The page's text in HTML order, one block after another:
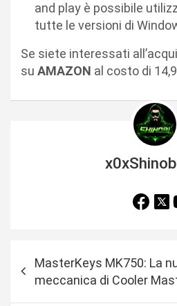
and play è possibile
tutte le versioni di
Se siete interessati
su AMAZON al costo di
MasterKeys MK750: La
meccanica di Cooler